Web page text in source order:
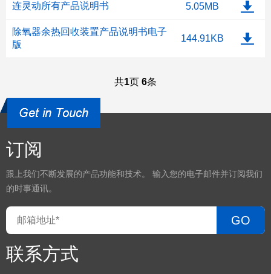
连灵动所有产品说明书 5.05MB
除氧器余热回收装置产品说明书电子
版
144.91KB
共1页 6条
订阅
跟上我们不断发展的产品功能和技术。 输入您的电子邮件并订阅我们
的时事通讯。
GO
联系方式